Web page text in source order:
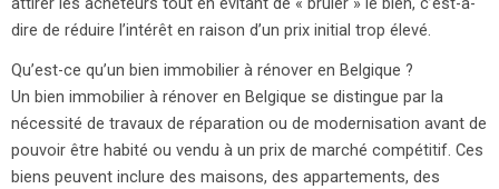
dire de réduire l’intérêt en raison d’un prix initial trop élevé.
Qu’est-ce qu’un bien immobilier à rénover en Belgique ?
Un bien immobilier à rénover en Belgique se distingue par la
nécessité de travaux de réparation ou de modernisation avant de
pouvoir être habité ou vendu à un prix de marché compétitif. Ces
biens peuvent inclure des maisons, des appartements, des